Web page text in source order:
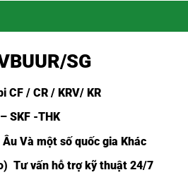
SG
CF / CR / KRV/ KR
SKF -THK
Và một số quốc gia Khác
Tư vấn hỗ trợ kỹ thuật 24/7